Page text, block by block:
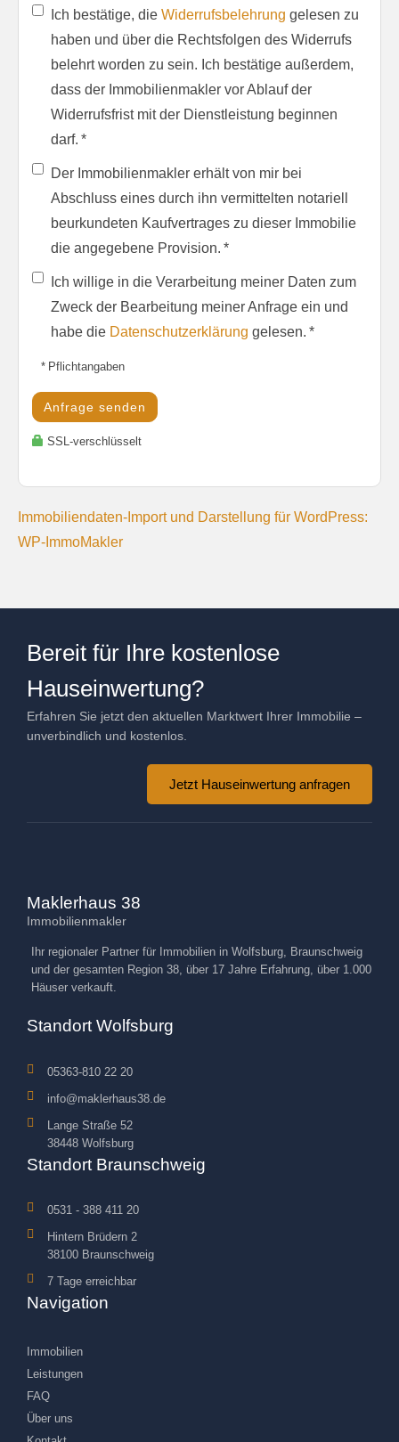
Ich bestätige, die Widerrufsbelehrung gelesen zu
haben und über die Rechtsfolgen des Widerrufs
belehrt worden zu sein. Ich bestätige außerdem,
dass der Immobilienmakler vor Ablauf der
Widerrufsfrist mit der Dienstleistung beginnen
darf. *
Der Immobilienmakler erhält von mir bei
Abschluss eines durch ihn vermittelten notariell
beurkundeten Kaufvertrages zu dieser Immobilie
die angegebene Provision. *
Ich willige in die Verarbeitung meiner Daten zum
Zweck der Bearbeitung meiner Anfrage ein und
habe die Datenschutzerklärung gelesen. *
* Pflichtangaben
Anfrage senden
SSL-verschlüsselt
Immobiliendaten-Import und Darstellung für WordPress:
WP-ImmoMakler
Bereit für Ihre kostenlose
Hauseinwertung?
Erfahren Sie jetzt den aktuellen Marktwert Ihrer Immobilie –
unverbindlich und kostenlos.
Jetzt Hauseinwertung anfragen
Maklerhaus 38
Immobilienmakler
Ihr regionaler Partner für Immobilien in Wolfsburg, Braunschweig
und der gesamten Region 38, über 17 Jahre Erfahrung, über 1.000
Häuser verkauft.
Standort Wolfsburg
05363-810 22 20
info@maklerhaus38.de
Lange Straße 52
38448 Wolfsburg
Standort Braunschweig
0531 - 388 411 20
Hintern Brüdern 2
38100 Braunschweig
7 Tage erreichbar
Navigation
Immobilien
Leistungen
FAQ
Über uns